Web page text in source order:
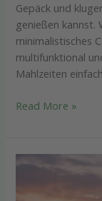
Gepäck und
genießen kannst.
minimalistisches
multifunktional
Mahlzeiten
Read More »